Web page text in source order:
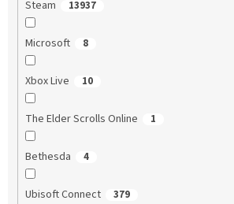
Steam 13937
Microsoft 8
Xbox Live 10
The Elder Scrolls Online 1
Bethesda 4
Ubisoft Connect 379